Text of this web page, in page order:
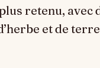
retenu, avec
et de